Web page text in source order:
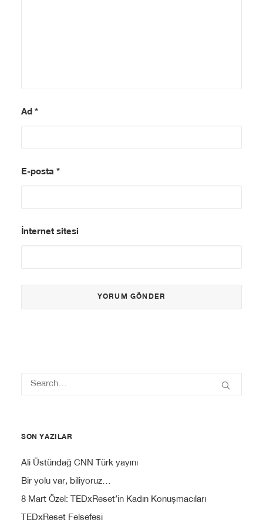
Ad *
E-posta *
İnternet sitesi
SON YAZILAR
Ali Üstündağ CNN Türk yayını
Bir yolu var, biliyoruz…
8 Mart Özel: TEDxReset’in Kadın Konuşmacıları
TEDxReset Felsefesi